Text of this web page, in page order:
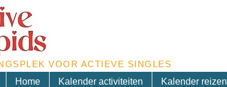
VOOR ACTIEVE SINGLES
Home
Kalender activiteiten Kalender reizen